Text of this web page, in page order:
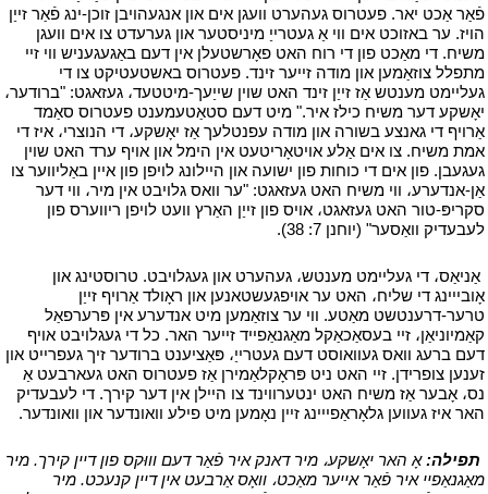
פֿאַר אַכט יאר. פעטרוס געהערט וועגן אים און אנגעהויבן זוכן-ינג פֿאַר זייַן
הויז. ער באזוכט אים ווי אַ געטרייַ מיניסטער און גערעדט צו אים וועגן
משיח. די מאַכט פון די רוח האט פאָרשטעלן אין דעם באַגעגעניש ווי זיי
מתפלל צוזאַמען און מודה זייער זינד. פעטרוס באשטעטיקט צו די
געליימט מענטש אַז זייַן זינד האט שוין שייַעך-מיטטעד، געזאגט: "ברודער،
יאָשקע דער משיח כילז איר." מיט דעם סטאַטעמענט פעטרוס סאַמד
אַרויף די גאנצע בשורה און מודה עפנטלעך אַז יאָשקע، די הנוצרי، איז די
אמת משיח. צו אים אַלע אויטאָריטעט אין הימל און אויף ערד האט שוין
געגעבן. פון אים די כוחות פון ישועה און היילונג לויפן פון איין באַליווער צו
אַן-אנדערע، ווי משיח האט געזאגט: "ער וואס גלויבט אין מיר، ווי דער
סקריפּ-טור האט געזאגט، אויס פון זייַן האַרץ וועט לויפן ריווערס פון
לעבעדיק וואַסער" (יוחנן 7: 38).
אַניאַס، די געליימט מענטש، געהערט און געגלויבט. טרוסטינג און
אָובייינג די שליח، האט ער אויפגעשטאנען און ראָולד אַרויף זייַן
טרער-דרענטשט מאַטע. ווי ער צוזאַמען מיט אנדערע אין פּרערפאַל
קאַמיוניאַן، זיי בעסאַכאַקל מאַגנאַפייד זייער האר. כל די געגלויבט אויף
דעם ברעג וואס געוואוסט דעם געטרייַ، פּאַציענט ברודער זיך געפרייט און
זענען צופרידן. זיי האט ניט פּראָקלאַמירן אַז פעטרוס האט געארבעט אַ
נס، אָבער אַז משיח האט ינטערווינד צו היילן אין דער קירך. די לעבעדיק
האר איז געווען גלאָראַפייינג זיין נאָמען מיט פילע וואונדער און וואונדער.
תפילה: אָ האר יאָשקע، מיר דאנק איר פֿאַר דעם וווּקס פון דיין קירך. מיר
מאַגנאַפיי איר פֿאַר אייער מאַכט، וואָס אַרבעט אין דיין קנעכט. מיר